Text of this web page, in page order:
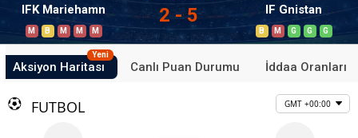
IFK Mariehamn
M B M M M
2 - 5 IF Gnistan
B M G G G
Aksiyon Haritası
Yeni
Canlı Puan Durumu İddaa Oranları
FUTBOL GMT +00:00